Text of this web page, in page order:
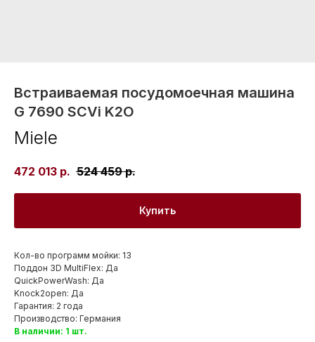
Встраиваемая посудомоечная машина
G 7690 SCVi K2O
Miele
472 013 р. 524 459 р.
Купить
Кол-во программ мойки: 13
Поддон 3D MultiFlex: Да
QuickPowerWash: Да
Knock2open: Да
Гарантия: 2 года
Производство: Германия
В наличии: 1 шт.